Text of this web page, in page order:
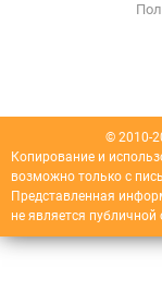
© 2010-
Копирование и
возможно только с
Представленная
не является публичной